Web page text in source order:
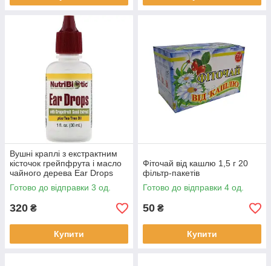
Вушні краплі з екстрактним
кісточок грейпфрута і масло
чайного дерева Ear Drops
NutriBiotic 30 мл
Готово до відправки 3 од.
320 ₴
Купити
Фіточай від кашлю 1,5 г 20
фільтр-пакетів
Готово до відправки 4 од.
50 ₴
Купити